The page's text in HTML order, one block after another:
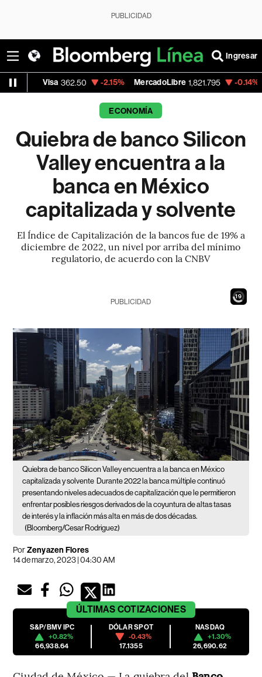
PUBLICIDAD
Ingresar
-2.15% MercadoLibre 1,821.795 -0.14% Banco de
ECONOMÍA
Quiebra de banco Silicon
Valley encuentra a la
banca en México
capitalizada y solvente
El Índice de Capitalización de la bancos fue de 19% a
diciembre de 2022, un nivel por arriba del mínimo
regulatorio, de acuerdo con la CNBV
17
PUBLICIDAD
Quiebra de banco Silicon Valley encuentra a la banca en México
capitalizada y solvente Durante 2022 la banca múltiple continuó
presentando niveles adecuados de capitalización que le permitieron
enfrentar posibles riesgos derivados de la coyuntura de altas tasas
de interés y la inflación más alta en más de dos décadas.
(Bloomberg/Cesar Rodriguez)
PorZenyazen Flores
14 de marzo, 2023 | 04:30 AM
ÚLTIMAS COTIZACIONES
S&P/BMV IPC
+0.82%
66,938.64
DÓLAR SPOT
-0.43%
17.1355
NASDAQ
+1.30%
26,690.62